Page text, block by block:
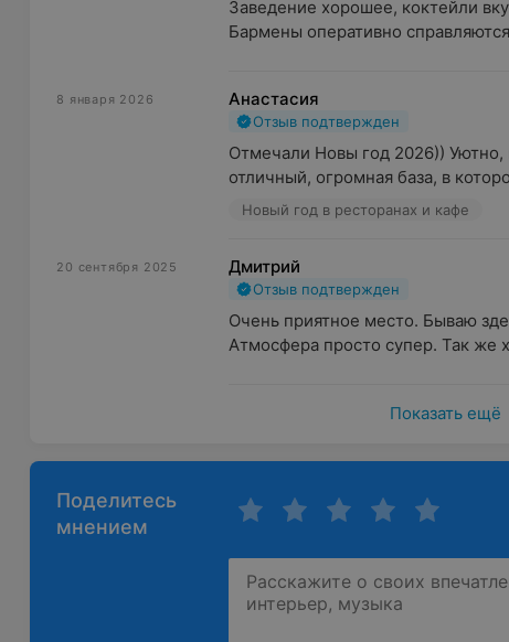
Заведение хорошее, коктейли
Бармены оперативно
8 января 2026 Анастасия
Отзыв подтвержден
Отмечали Новы год 2026)) Уютно,
отличный, огромная база, в
Новый год в ресторанах и кафе
20 сентября 2025 Дмитрий
Отзыв подтвержден
Очень приятное место. Бываю
Атмосфера просто супер. Так же
Показать ещё
Поделитесь
мнением